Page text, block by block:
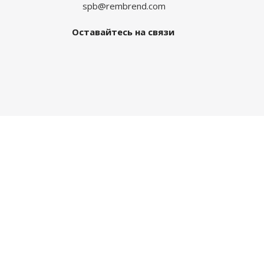
spb@rembrend.com
Оставайтесь на связи